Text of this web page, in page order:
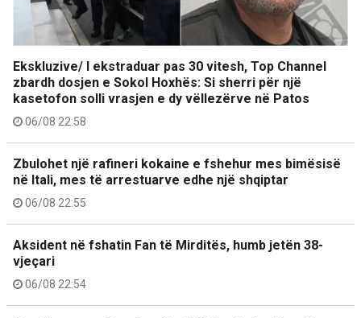
Ekskluzive/ I ekstraduar pas 30 vitesh, Top Channel
zbardh dosjen e Sokol Hoxhës: Si sherri për një
kasetofon solli vrasjen e dy vëllezërve në Patos
06/08 22:58
Zbulohet një rafineri kokaine e fshehur mes bimësisë
në Itali, mes të arrestuarve edhe një shqiptar
06/08 22:55
Aksident në fshatin Fan të Mirditës, humb jetën 38-
vjeçari
06/08 22:54